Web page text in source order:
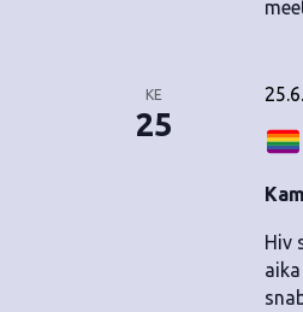
KE
25
Hiv